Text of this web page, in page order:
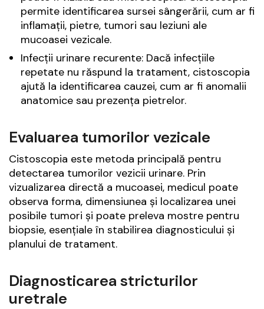
permite identificarea sursei sângerării, cum ar fi
inflamații, pietre, tumori sau leziuni ale
mucoasei vezicale.
Infecții urinare recurente: Dacă infecțiile
repetate nu răspund la tratament, cistoscopia
ajută la identificarea cauzei, cum ar fi anomalii
anatomice sau prezența pietrelor.
Evaluarea tumorilor vezicale
Cistoscopia este metoda principală pentru
detectarea tumorilor vezicii urinare. Prin
vizualizarea directă a mucoasei, medicul poate
observa forma, dimensiunea și localizarea unei
posibile tumori și poate preleva mostre pentru
biopsie, esențiale în stabilirea diagnosticului și
planului de tratament.
Diagnosticarea stricturilor
uretrale